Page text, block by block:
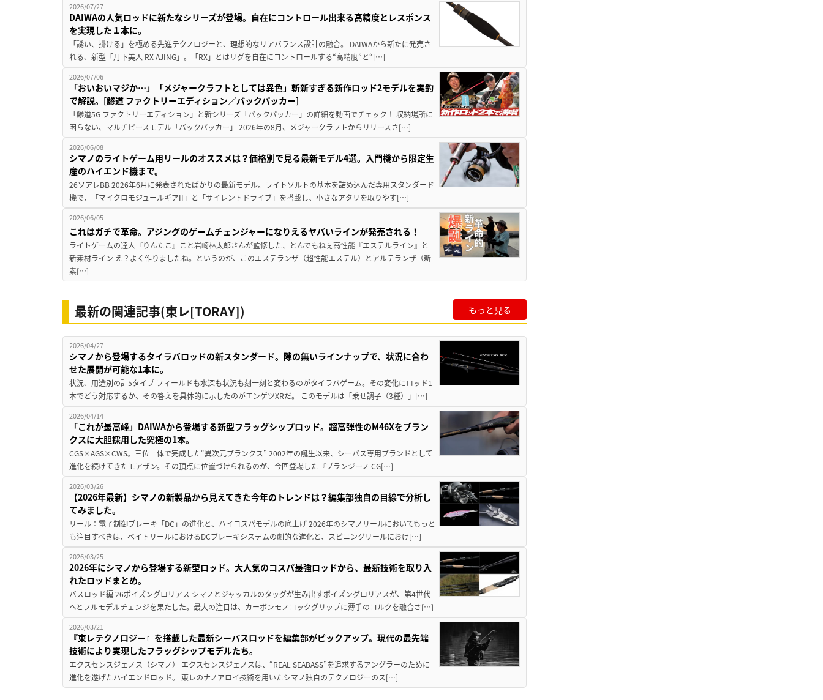
2026/07/27
DAIWAの人気ロッドに新たなシリーズが登場。自在にコントロール出来る高精度とレスポンス
を実現した１本に。
「誘い、掛ける」を極める先進テクノロジーと、理想的なリアバランス設計の融合。 DAIWAから新たに発売さ
れる、新型「月下美人 RX AJING」。「RX」とはリグを自在にコントロールする“高精度”と“[…]
2026/07/06
「おいおいマジか…」「メジャークラフトとしては異色」斬新すぎる新作ロッド2モデルを実釣
で解説。[鯵道 ファクトリーエディション／バックパッカー]
「鯵道5G ファクトリーエディション」と新シリーズ「バックパッカー」の詳細を動画でチェック！ 収納場所に
困らない、マルチピースモデル「バックパッカー」 2026年の8月、メジャークラフトからリリースさ[…]
2026/06/08
シマノのライトゲーム用リールのオススメは？価格別で見る最新モデル4選。入門機から限定生
産のハイエンド機まで。
26ソアレBB 2026年6月に発表されたばかりの最新モデル。ライトソルトの基本を詰め込んだ専用スタンダード
機で、「マイクロモジュールギアII」と「サイレントドライブ」を搭載し、小さなアタリを取りやす[…]
2026/06/05
これはガチで革命。アジングのゲームチェンジャーになりえるヤバいラインが発売される！
ライトゲームの達人『りんたこ』こと岩崎林太郎さんが監修した、とんでもねぇ高性能『エステルライン』と
新素材ライン え？よく作りましたね。というのが、このエステランザ（超性能エステル）とアルテランザ（新
素[…]
最新の関連記事(東レ[TORAY]) もっと見る
2026/04/27
シマノから登場するタイラバロッドの新スタンダード。隙の無いラインナップで、状況に合わ
せた展開が可能な1本に。
状況、用途別の計5タイプ フィールドも水深も状況も刻一刻と変わるのがタイラバゲーム。その変化にロッド1
本でどう対応するか、その答えを具体的に示したのがエンゲツXRだ。 このモデルは「乗せ調子（3種）」[…]
2026/04/14
「これが最高峰」DAIWAから登場する新型フラッグシップロッド。超高弾性のM46Xをブラン
クスに大胆採用した究極の1本。
CGS×AGS×CWS。三位一体で完成した“異次元ブランクス” 2002年の誕生以来、シーバス専用ブランドとして
進化を続けてきたモアザン。その頂点に位置づけられるのが、今回登場した『ブランジーノ CG[…]
2026/03/26
【2026年最新】シマノの新製品から見えてきた今年のトレンドは？編集部独自の目線で分析し
てみました。
リール：電子制御ブレーキ「DC」の進化と、ハイコスパモデルの底上げ 2026年のシマノリールにおいてもっと
も注目すべきは、ベイトリールにおけるDCブレーキシステムの劇的な進化と、スピニングリールにおけ[…]
2026/03/25
2026年にシマノから登場する新型ロッド。大人気のコスパ最強ロッドから、最新技術を取り入
れたロッドまとめ。
バスロッド編 26ポイズングロリアス シマノとジャッカルのタッグが生み出すポイズングロリアスが、第4世代
へとフルモデルチェンジを果たした。最大の注目は、カーボンモノコックグリップに薄手のコルクを融合さ[…]
2026/03/21
『東レテクノロジー』を搭載した最新シーバスロッドを編集部がピックアップ。現代の最先端
技術により実現したフラッグシップモデルたち。
エクスセンスジェノス（シマノ） エクスセンスジェノスは、“REAL SEABASS”を追求するアングラーのために
進化を遂げたハイエンドロッド。 東レのナノアロイ技術を用いたシマノ独自のテクノロジーのス[…]